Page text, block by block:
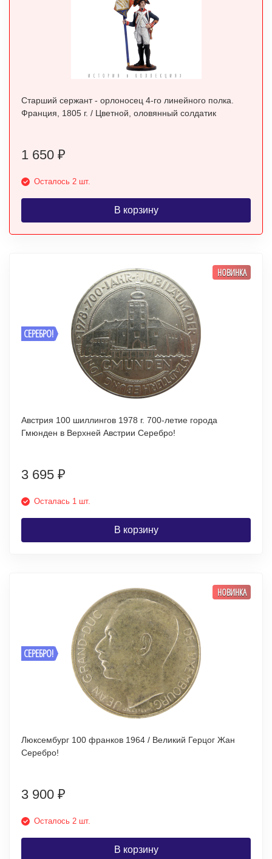
Старший сержант - орлоносец 4-го линейного полка.
Франция, 1805 г. / Цветной, оловянный солдатик
1 650 ₽
Осталось 2 шт.
В корзину
СЕРЕБРО!
НОВИНКА
Австрия 100 шиллингов 1978 г. 700-летие города
Гмюнден в Верхней Австрии Серебро!
3 695 ₽
Осталась 1 шт.
В корзину
СЕРЕБРО!
НОВИНКА
Люксембург 100 франков 1964 / Великий Герцог Жан
Серебро!
3 900 ₽
Осталось 2 шт.
В корзину